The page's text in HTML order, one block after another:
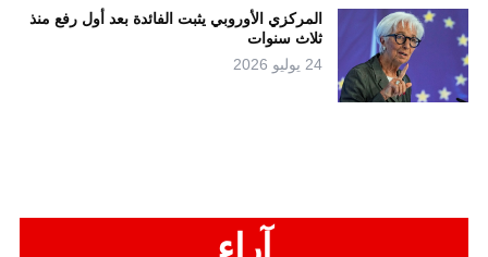
المركزي الأوروبي يثبت الفائدة بعد أول رفع منذ
ثلاث سنوات
24 يوليو 2026
آراء